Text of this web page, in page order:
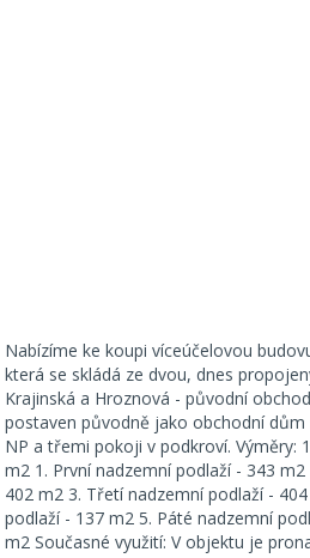
Nabízíme ke koupi víceúčelovou
která se skládá ze dvou, dnes
Krajinská a Hroznová - původní
postaven původně jako obchodní
NP a třemi pokoji v podkroví. Výměry:
m2 1. První nadzemní podlaží - 343
402 m2 3. Třetí nadzemní podlaží -
podlaží - 137 m2 5. Páté nadzemní
m2 Současné využití: V objektu je